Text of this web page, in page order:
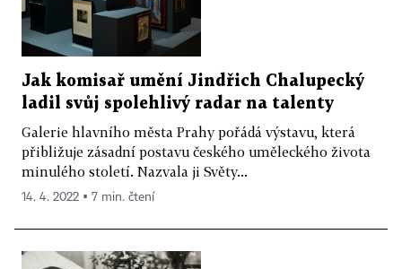
Jak komisař umění Jindřich Chalupecký
ladil svůj spolehlivý radar na talenty
Galerie hlavního města Prahy pořádá výstavu, která
přibližuje zásadní postavu českého uměleckého života
minulého století. Nazvala ji Světy...
14. 4. 2022 ▪ 7 min. čtení